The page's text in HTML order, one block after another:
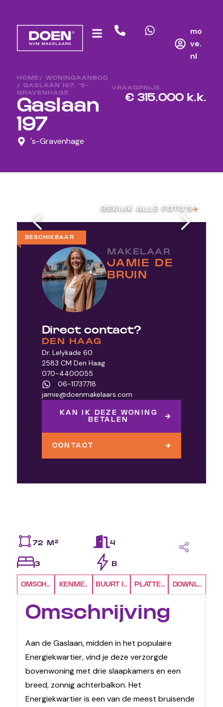
mo
ve.
nl
HOME / WONINGAANBOD
/ GASLAAN 197, ‘S-
GRAVENHAGE
Gaslaan
197
's-Gravenhage
VRAAGPRIJS
€ 315.000 k.k.
BESCHIKBAAR
BEKIJK ALLE FOTO’S
MAKELAAR
JAMIE DE
BRUIN
Direct contact?
DEN HAAG
Dr. Lelykade 60
2583 CM Den Haag
070-4400055
06-11737718
jamie@doenmakelaars.com
KAN IK DEZE WONING
BETALEN
CONTACT
72 M² 4
3 B
OMSCHRIJVINGKENMERKENBUURT INFOPLATTEGRONDENDOWNLOADS
Omschrijving
Aan de Gaslaan, midden in het populaire
Energiekwartier, vind je deze verzorgde
bovenwoning met drie slaapkamers en een
breed, zonnig achterbalkon. Het
Energiekwartier is een van de meest bruisende